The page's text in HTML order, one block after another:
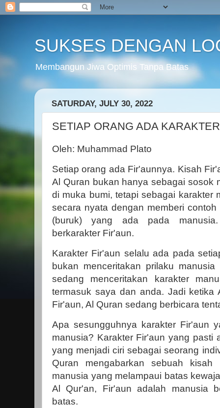
SUKSES DENGAN
Membangun Jiwa Optimis Tanpa Batas
SATURDAY, JULY 30, 2022
SETIAP ORANG ADA
Oleh: Muhammad Plato
Setiap orang ada Fir'aunnya. Kisah
Al Quran bukan hanya sebagai sosok
di muka bumi, tetapi sebagai karakter
secara nyata dengan memberi
(buruk) yang ada pada
berkarakter Fir'aun.
Karakter Fir'aun selalu ada pada
bukan menceritakan prilaku
sedang menceritakan karakter
termasuk saya dan anda. Jadi ketika
Fir'aun, Al Quran sedang berbicara
Apa sesungguhnya karakter Fir'aun
manusia? Karakter Fir'aun yang pasti
yang menjadi ciri sebagai seorang
Quran mengabarkan sebuah kisah
manusia yang melampaui batas
Al Qur'an, Fir'aun adalah manusia
batas.